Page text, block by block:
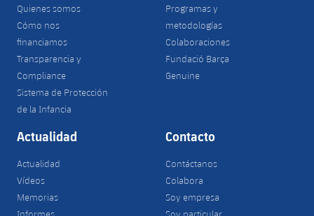
Quienes somos
Cómo nos
financiamos
Transparencia y
Compliance
Sistema de Protección
de la Infancia
Programas y
metodologías
Colaboraciones
Fundació Barça
Genuine
Actualidad
Actualidad
Vídeos
Memorias
Contacto
Contáctanos
Colabora
Soy empresa